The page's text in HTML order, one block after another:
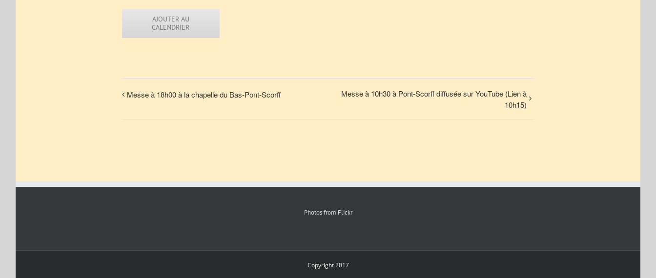
AJOUTER AU
CALENDRIER
Messe à 18h00 à la chapelle du Bas-Pont-Scorff
Messe à 10h30 à Pont-Scorff diffusée sur YouTube (Lien à
10h15)
Photos from Flickr
Copyright 2017